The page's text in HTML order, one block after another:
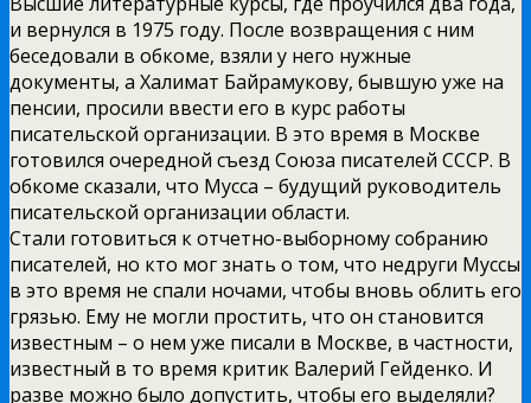
и вернулся в 1975 году. После возвращения с ним
беседовали в обкоме, взяли у него нужные
документы, а Халимат Байрамукову, бывшую уже на
пенсии, просили ввести его в курс работы
писательской организации. В это время в Москве
готовился очередной съезд Союза писателей СССР. В
обкоме сказали, что Мусса – будущий руководитель
писательской организации области.
Стали готовиться к отчетно-выборному собранию
писателей, но кто мог знать о том, что недруги Муссы
в это время не спали ночами, чтобы вновь облить его
грязью. Ему не могли простить, что он становится
известным – о нем уже писали в Москве, в частности,
известный в то время критик Валерий Гейденко. И
разве можно было допустить, чтобы его выделяли?